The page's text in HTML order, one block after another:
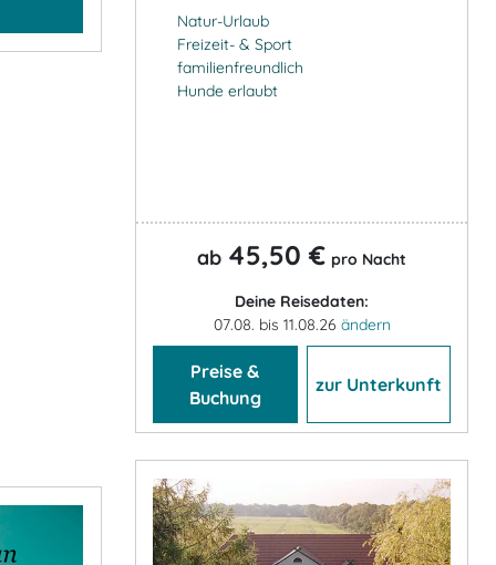
Natur-Urlaub
Freizeit- & Sport
familienfreundlich
Hunde erlaubt
ab 45,50 € pro Nacht
Deine Reisedaten:
07.08. bis 11.08.26 ändern
Preise &
Buchung
zur Unterkunft